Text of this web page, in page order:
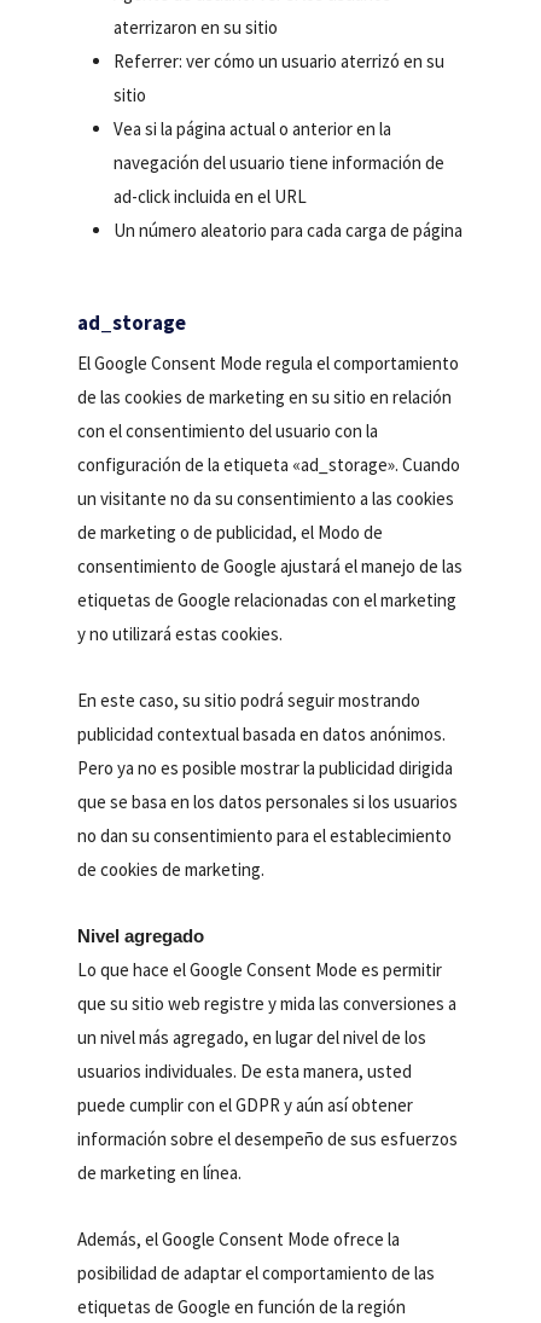
aterrizaron en su sitio
Referrer: ver cómo un usuario aterrizó en su
sitio
Vea si la página actual o anterior en la
navegación del usuario tiene información de
ad-click incluida en el URL
Un número aleatorio para cada carga de página
ad_storage
El Google Consent Mode regula el comportamiento
de las cookies de marketing en su sitio en relación
con el consentimiento del usuario con la
configuración de la etiqueta «ad_storage». Cuando
un visitante no da su consentimiento a las cookies
de marketing o de publicidad, el Modo de
consentimiento de Google ajustará el manejo de las
etiquetas de Google relacionadas con el marketing
y no utilizará estas cookies.
En este caso, su sitio podrá seguir mostrando
publicidad contextual basada en datos anónimos.
Pero ya no es posible mostrar la publicidad dirigida
que se basa en los datos personales si los usuarios
no dan su consentimiento para el establecimiento
de cookies de marketing.
Nivel agregado
Lo que hace el Google Consent Mode es permitir
que su sitio web registre y mida las conversiones a
un nivel más agregado, en lugar del nivel de los
usuarios individuales. De esta manera, usted
puede cumplir con el GDPR y aún así obtener
información sobre el desempeño de sus esfuerzos
de marketing en línea.
Además, el Google Consent Mode ofrece la
posibilidad de adaptar el comportamiento de las
etiquetas de Google en función de la región